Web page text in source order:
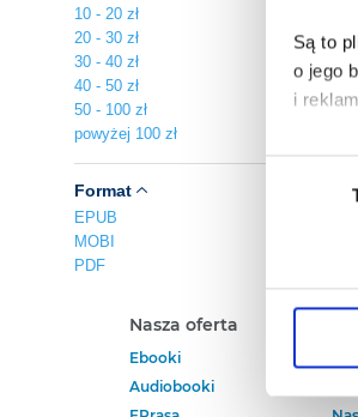
Są to
o jego
i
Poza
Twojej
Wybór
10 - 20 zł
20 - 30 zł
30 - 40 zł
40 - 50 zł
50 - 100 zł
powyżej 100 zł
Format
EPUB
MOBI
PDF
Nasza oferta
Ebooki
Audiobooki